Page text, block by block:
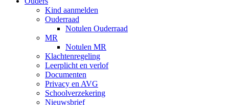
Kind aanmelden
Ouderraad
Notulen Ouderraad
MR
Notulen MR
Klachtenregeling
Leerplicht en verlof
Documenten
Privacy en AVG
Schoolverzekering
Nieuwsbrief